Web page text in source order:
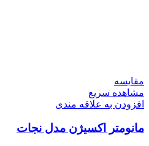
مقایسه
مشاهده سریع
افزودن به علاقه مندی
مانومتر اکسیژن مدل نجات